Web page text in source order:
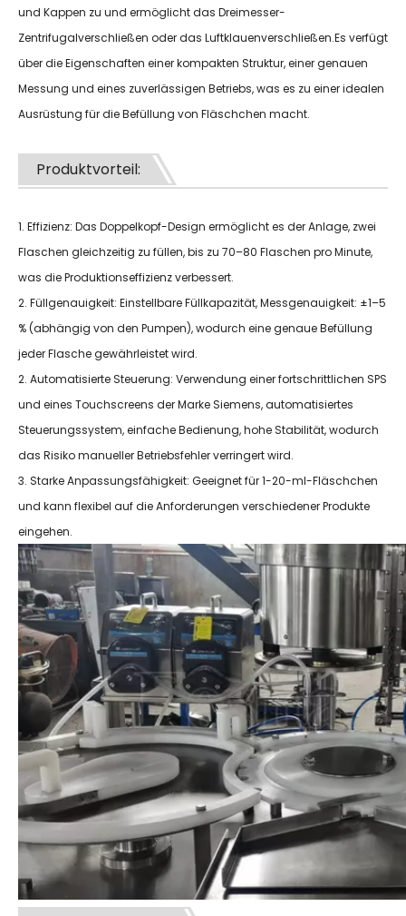
und Kappen zu und ermöglicht das Dreimesser-
Zentrifugalverschließen oder das Luftklauenverschließen.Es verfügt
über die Eigenschaften einer kompakten Struktur, einer genauen
Messung und eines zuverlässigen Betriebs, was es zu einer idealen
Ausrüstung für die Befüllung von Fläschchen macht.
Produktvorteil:
1. Effizienz: Das Doppelkopf-Design ermöglicht es der Anlage, zwei
Flaschen gleichzeitig zu füllen, bis zu 70–80 Flaschen pro Minute,
was die Produktionseffizienz verbessert.
2. Füllgenauigkeit: Einstellbare Füllkapazität, Messgenauigkeit: ±1–5
% (abhängig von den Pumpen), wodurch eine genaue Befüllung
jeder Flasche gewährleistet wird.
2. Automatisierte Steuerung: Verwendung einer fortschrittlichen SPS
und eines Touchscreens der Marke Siemens, automatisiertes
Steuerungssystem, einfache Bedienung, hohe Stabilität, wodurch
das Risiko manueller Betriebsfehler verringert wird.
3. Starke Anpassungsfähigkeit: Geeignet für 1-20-ml-Fläschchen
und kann flexibel auf die Anforderungen verschiedener Produkte
eingehen.